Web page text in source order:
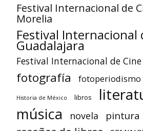
Festival Internacional de
Morelia
Festival Internacional
Guadalajara
Festival Internacional de
fotografía fotoperiodismo
Historia de México libros
música novela pintura